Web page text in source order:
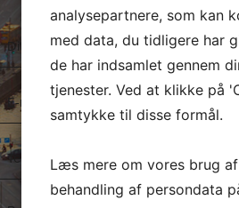
N
a
v
n
*
-
m
a
i
T
B
analysepartnere, som kan
med data, du tidligere har
de har indsamlet gennem
tjenester. Ved at klikke på
samtykke til disse formål.
Læs mere om vores brug
behandling af persondata